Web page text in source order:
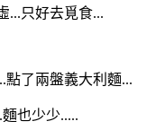
...只好去覓食...
點了兩盤義大利麵...
也少少.....